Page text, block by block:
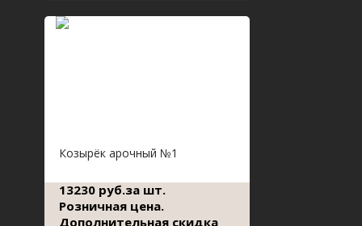
Козырёк арочный №1
13230 руб.за шт.
Розничная цена.
Дополнительная скидка